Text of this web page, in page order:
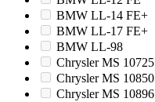
BMW LL-14 FE+
BMW LL-17 FE+
BMW LL-98
Chrysler MS 10725
Chrysler MS 10850
Chrysler MS 10896